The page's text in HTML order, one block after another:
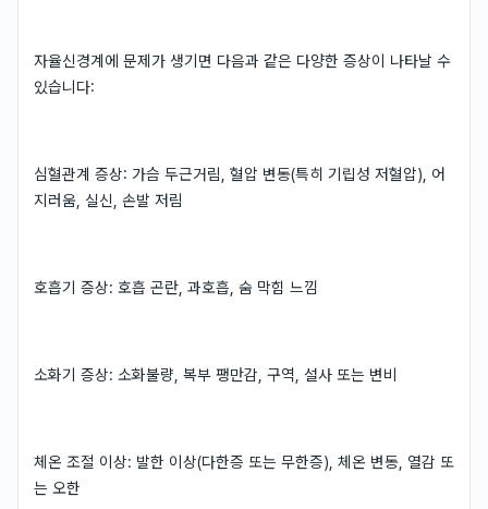
자율신경계에 문제가 생기면 다음과 같은 다양한 증상이 나타날 수
있습니다:
심혈관계 증상: 가슴 두근거림, 혈압 변동(특히 기립성 저혈압), 어
지러움, 실신, 손발 저림
호흡기 증상: 호흡 곤란, 과호흡, 숨 막힘 느낌
소화기 증상: 소화불량, 복부 팽만감, 구역, 설사 또는 변비
체온 조절 이상: 발한 이상(다한증 또는 무한증), 체온 변동, 열감 또
는 오한